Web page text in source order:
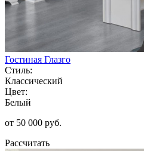
Гостиная Глазго
Стиль:
Классический
Цвет:
Белый
от 50 000 руб.
Рассчитать